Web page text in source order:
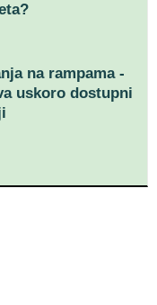
na rampama -
uskoro dostupni